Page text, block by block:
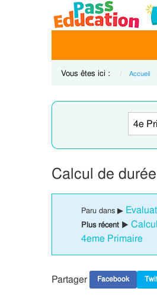
Vous êtes ici : Accueil
Calcul de
Paru dans ▶
Plus récent ▶
4eme Primaire
Partager Facebook